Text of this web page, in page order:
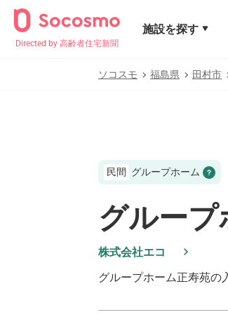
Directed by 高齢者住宅新聞
施設を探す
ソコスモ 福島県 田村市
民間 グループホーム
グループ
株式会社エコ
グループホーム正寿苑の